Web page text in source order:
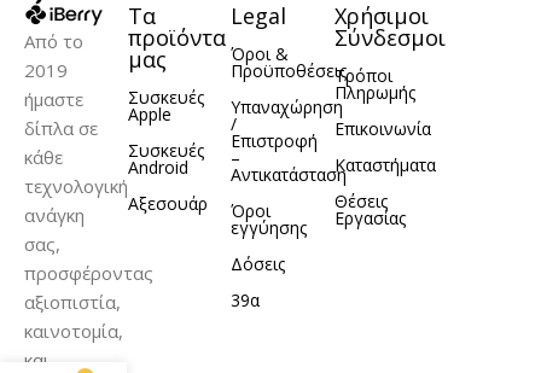
Από το
2019
ήμαστε
δίπλα σε
κάθε
τεχνολογική
ανάγκη
σας,
προσφέροντας
αξιοπιστία,
καινοτομία,
και
Τα
προϊόντα
μας
Συσκευές
Apple
Συσκευές
Android
Αξεσουάρ
Legal
Όροι &
Προϋποθέσεις
Υπαναχώρηση
/
Επιστροφή
–
Αντικατάσταση
Όροι
εγγύησης
Δόσεις
39α
Χρήσιμοι
Σύνδεσμοι
Τρόποι
Πληρωμής
Επικοινωνία
Καταστήματα
Θέσεις
Εργασίας